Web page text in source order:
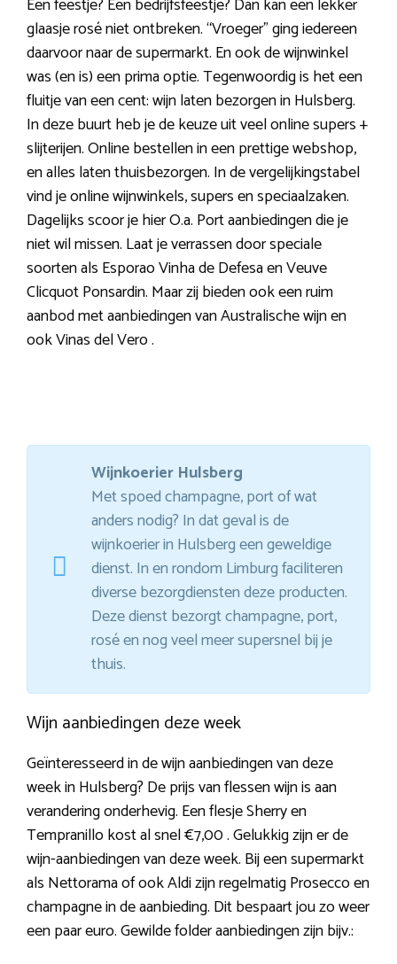
Een feestje? Een bedrijfsfeestje? Dan kan een lekker
glaasje rosé niet ontbreken. “Vroeger” ging iedereen
daarvoor naar de supermarkt. En ook de wijnwinkel
was (en is) een prima optie. Tegenwoordig is het een
fluitje van een cent: wijn laten bezorgen in Hulsberg.
In deze buurt heb je de keuze uit veel online supers +
slijterijen. Online bestellen in een prettige webshop,
en alles laten thuisbezorgen. In de vergelijkingstabel
vind je online wijnwinkels, supers en speciaalzaken.
Dagelijks scoor je hier O.a. Port aanbiedingen die je
niet wil missen. Laat je verrassen door speciale
soorten als Esporao Vinha de Defesa en Veuve
Clicquot Ponsardin. Maar zij bieden ook een ruim
aanbod met aanbiedingen van Australische wijn en
ook Vinas del Vero .
Wijnkoerier Hulsberg
Met spoed champagne, port of wat
anders nodig? In dat geval is de
wijnkoerier in Hulsberg een geweldige
dienst. In en rondom Limburg faciliteren
diverse bezorgdiensten deze producten.
Deze dienst bezorgt champagne, port,
rosé en nog veel meer supersnel bij je
thuis.
Wijn aanbiedingen deze week
Geïnteresseerd in de wijn aanbiedingen van deze
week in Hulsberg? De prijs van flessen wijn is aan
verandering onderhevig. Een flesje Sherry en
Tempranillo kost al snel €7,00 . Gelukkig zijn er de
wijn-aanbiedingen van deze week. Bij een supermarkt
als Nettorama of ook Aldi zijn regelmatig Prosecco en
champagne in de aanbieding. Dit bespaart jou zo weer
een paar euro. Gewilde folder aanbiedingen zijn bijv.: